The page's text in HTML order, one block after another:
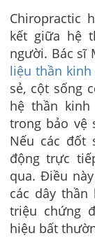
Chiropractic
kết giữa hệ
người. Bác sĩ
liệu thần kinh
sẻ, cột sống
hệ thần
trong bảo vệ
Nếu các đốt
động trực
qua. Điều
các dây
triệu chứng
hiệu bất